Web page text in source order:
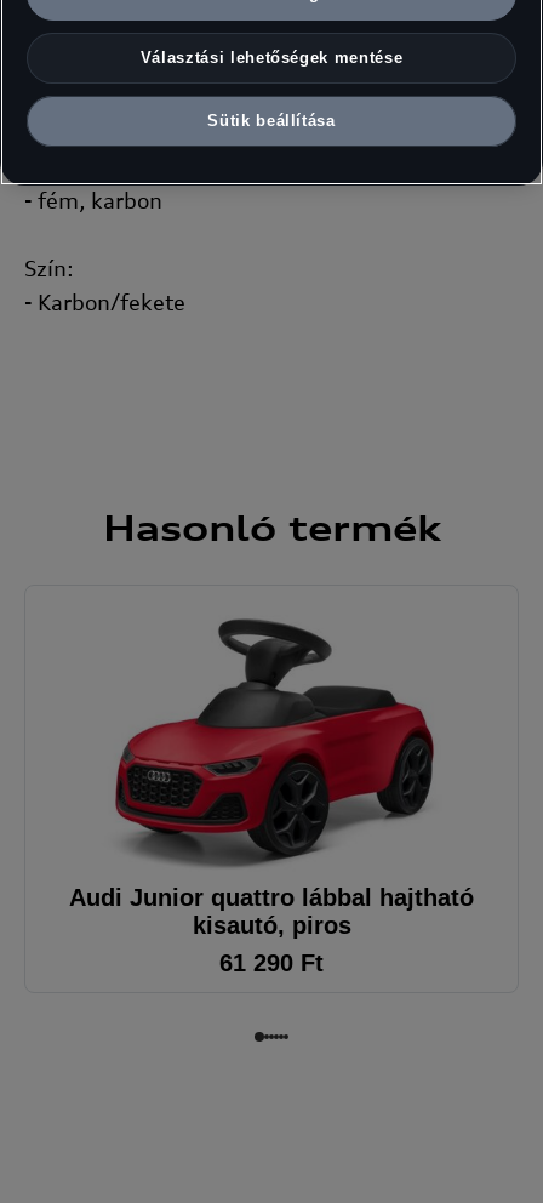
Emblémázás:
- Audi Sport logó
- fém, karbon
Szín:
- Karbon/fekete
Hasonló termék
Audi Junior quattro lábbal hajtható
kisautó, piros
61 290 Ft
Választási lehetőségek mentése
Sütik beállítása